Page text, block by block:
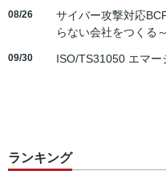
08/26
サイバー攻撃対応
らない会社をつくる～
09/30 ISO/TS31050 エマー
ランキング